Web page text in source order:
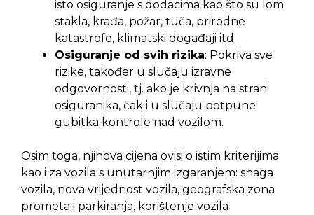
isto osiguranje s dodacima kao što su lom
stakla, krađa, požar, tuča, prirodne
katastrofe, klimatski događaji itd.
Osiguranje od svih rizika: Pokriva sve
rizike, također u slučaju izravne
odgovornosti, tj. ako je krivnja na strani
osiguranika, čak i u slučaju potpune
gubitka kontrole nad vozilom.
Osim toga, njihova cijena ovisi o istim kriterijima
kao i za vozila s unutarnjim izgaranjem: snaga
vozila, nova vrijednost vozila, geografska zona
prometa i parkiranja, korištenje vozila